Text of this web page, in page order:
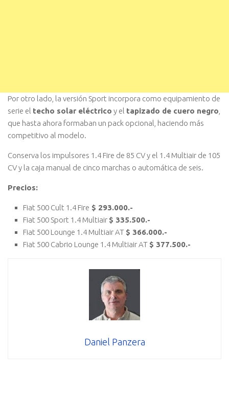
Por otro lado, la versión Sport incorpora como equipamiento de
serie el techo solar eléctrico y el tapizado de cuero negro,
que hasta ahora formaban un pack opcional, haciendo más
competitivo al modelo.
Conserva los impulsores 1.4 Fire de 85 CV y el 1.4 Multiair de 105
CV y la caja manual de cinco marchas o automática de seis.
Precios:
Fiat 500 Cult 1.4 Fire $ 293.000.-
Fiat 500 Sport 1.4 Multiair $ 335.500.-
Fiat 500 Lounge 1.4 Multiair AT $ 366.000.-
Fiat 500 Cabrio Lounge 1.4 Multiair AT $ 377.500.-
Daniel Panzera